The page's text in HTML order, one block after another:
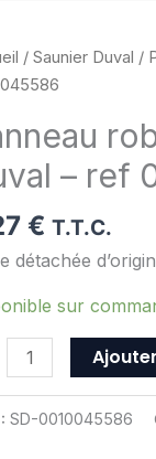
/ Saunier Duval /
– ref
€ T.T.C.
détachée
sur
SD-0010045586